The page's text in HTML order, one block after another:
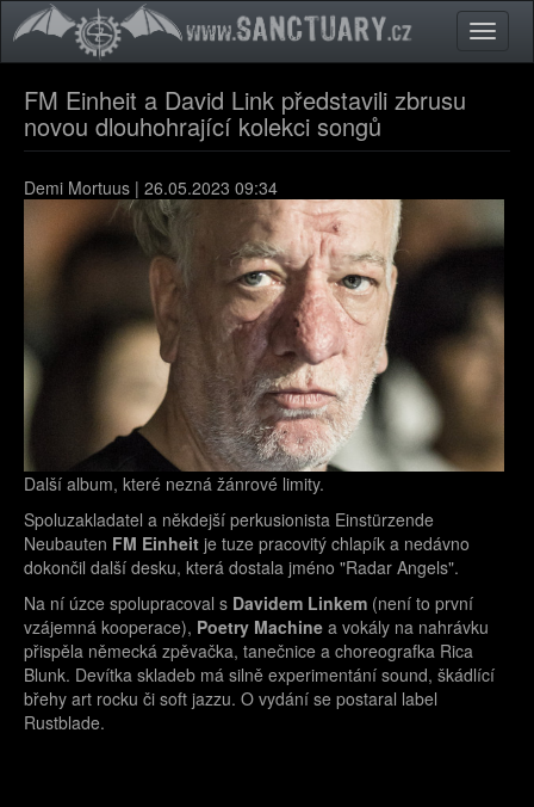
Přejít k hlavnímu obsahu
Toggle
FM Einheit a David Link představili zbrusu
novou dlouhohrající kolekci songů
Demi Mortuus | 26.05.2023 09:34
Další album, které nezná žánrové limity.
Spoluzakladatel a někdejší perkusionista Einstürzende
Neubauten FM Einheit je tuze pracovitý chlapík a nedávno
dokončil další desku, která dostala jméno "Radar Angels".
Na ní úzce spolupracoval s Davidem Linkem (není to první
vzájemná kooperace), Poetry Machine a vokály na nahrávku
přispěla německá zpěvačka, tanečnice a choreografka Rica
Blunk. Devítka skladeb má silně experimentání sound, škádlící
břehy art rocku či soft jazzu. O vydání se postaral label
Rustblade.